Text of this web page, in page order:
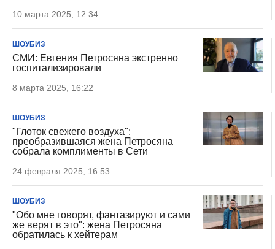
10 марта 2025, 12:34
ШОУБИЗ
СМИ: Евгения Петросяна экстренно
госпитализировали
8 марта 2025, 16:22
ШОУБИЗ
"Глоток свежего воздуха":
преобразившаяся жена Петросяна
собрала комплименты в Сети
24 февраля 2025, 16:53
ШОУБИЗ
"Обо мне говорят, фантазируют и сами
же верят в это": жена Петросяна
обратилась к хейтерам